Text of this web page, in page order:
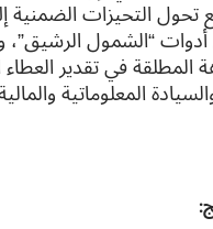
تحول التحيزات
“الشمول الرشيق”،
المطلقة في تقدير
المعلوماتية